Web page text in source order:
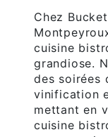
Chez
cuisine
grandiose.
des soirées
vinification
mettant en
cuisine